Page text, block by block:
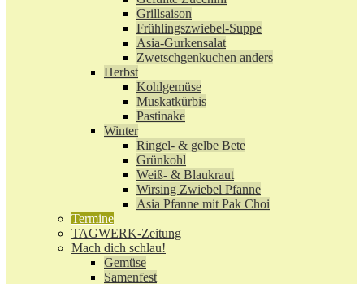
Grillsaison
Frühlingszwiebel-Suppe
Asia-Gurkensalat
Zwetschgenkuchen anders
Herbst
Kohlgemüse
Muskatkürbis
Pastinake
Winter
Ringel- & gelbe Bete
Grünkohl
Weiß- & Blaukraut
Wirsing Zwiebel Pfanne
Asia Pfanne mit Pak Choi
Termine
TAGWERK-Zeitung
Mach dich schlau!
Gemüse
Samenfest